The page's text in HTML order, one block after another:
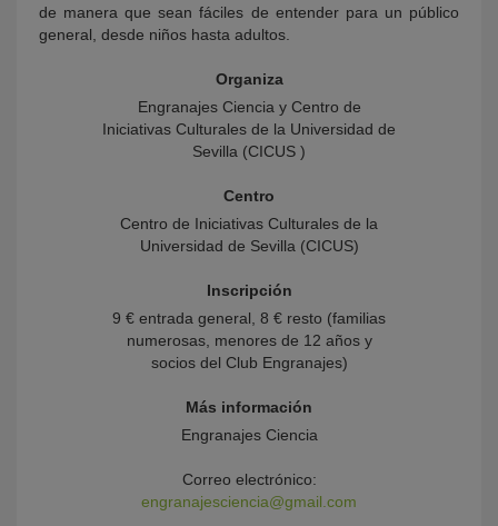
de manera que sean fáciles de entender para un público
general, desde niños hasta adultos.
Organiza
Engranajes Ciencia y Centro de
Iniciativas Culturales de la Universidad de
Sevilla (CICUS )
Centro
Centro de Iniciativas Culturales de la
Universidad de Sevilla (CICUS)
Inscripción
9 € entrada general, 8 € resto (familias
numerosas, menores de 12 años y
socios del Club Engranajes)
Más información
Engranajes Ciencia
Correo electrónico:
engranajesciencia@gmail.com